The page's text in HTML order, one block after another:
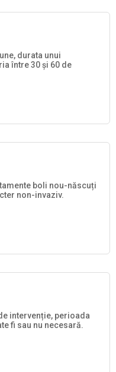
durata unui
între 30 și 60 de
boli nou-născuți
non-invaziv.
intervenție, perioada
fi sau nu necesară.